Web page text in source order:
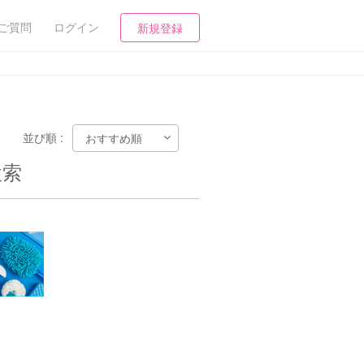
質問 ログイン 新規登録
並び順 :